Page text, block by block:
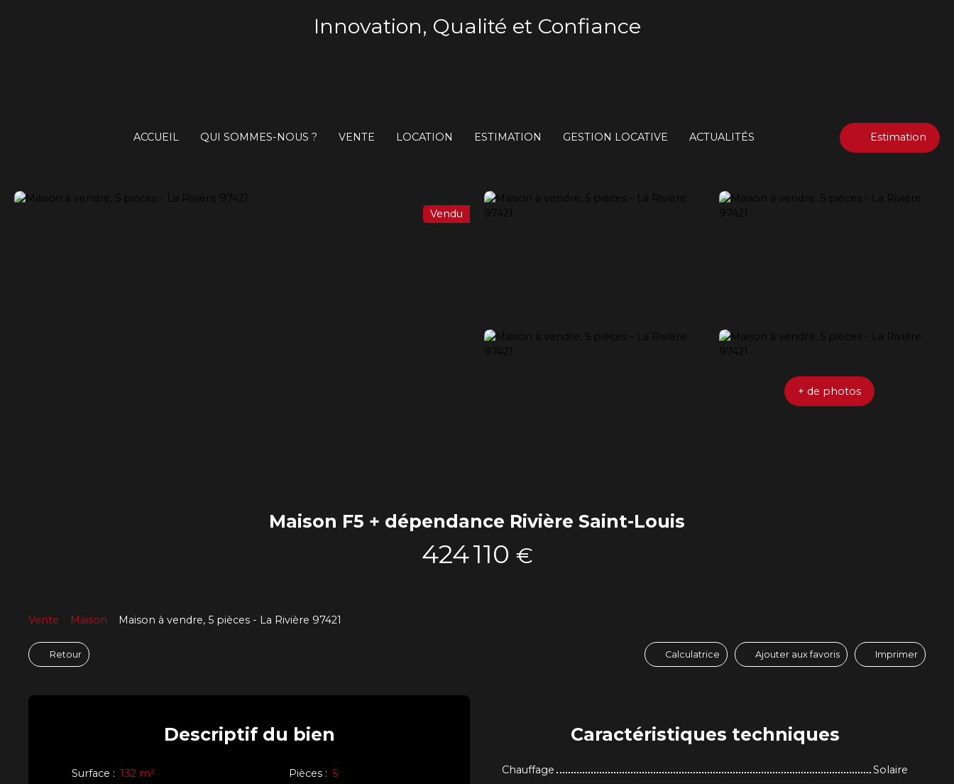
Innovation, Qualité et Confiance
ACCUEIL QUI SOMMES-NOUS ? VENTE LOCATION ESTIMATION GESTION LOCATIVE ACTUALITÉS Estimation
Vendu
+ de photos
Maison F5 + dépendance Rivière Saint-Louis
424 110 €
Vente Maison Maison à vendre, 5 pièces - La Rivière 97421
Retour Calculatrice Ajouter aux favoris Imprimer
Descriptifdu bien
Surface : 132 m² Pièces : 5
Caractéristiques techniques
Chauffage
Solaire